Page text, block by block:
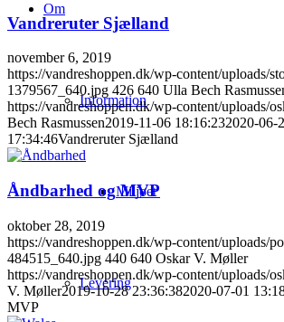
Om
Information
Miljøet
Levering
Vandreruter Sjælland
november 6, 2019
https://vandreshoppen.dk/wp-content/uploads/
1379567_640.jpg 426 640 Ulla Bech
https://vandreshoppen.dk/wp-content/uploads/
Bech Rasmussen2019-11-06 18:16:232020-06-
17:34:46Vandreruter Sjælland
Åndbarhed og MVP
oktober 28, 2019
https://vandreshoppen.dk/wp-content/uploads/
484515_640.jpg 440 640 Oskar V. Møller
https://vandreshoppen.dk/wp-content/uploads/
V. Møller2019-10-28 23:36:382020-07-01
MVP